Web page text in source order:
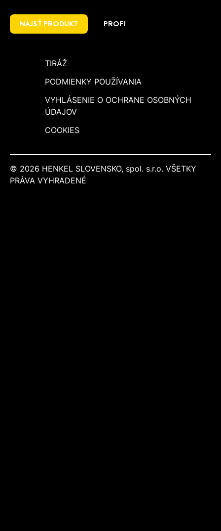
NÁJSŤ PRODUKT PROFI
TIRÁŽ
PODMIENKY POUŽÍVANIA
VYHLÁSENIE O OCHRANE OSOBNÝCH
ÚDAJOV
COOKIES
© 2026 HENKEL SLOVENSKO, spol. s.r.o. VŠETKY
PRÁVA VYHRADENÉ